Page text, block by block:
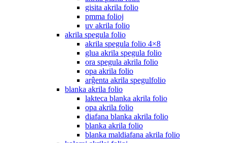
gisita akrila folio
pmma folioj
uv akrila folio
akrila spegula folio
akrila spegula folio 4×8
glua akrila spegula folio
ora spegula akrila folio
opa akrila folio
arĝenta akrila spegulfolio
blanka akrila folio
lakteca blanka akrila folio
opa akrila folio
diafana blanka akrila folio
blanka akrila folio
blanka maldiafana akrila folio